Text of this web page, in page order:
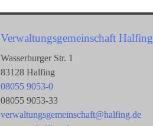
Verwaltungsgemeinschaft Halfing
Wasserburger Str. 1
83128 Halfing
08055 9053-0
08055 9053-33
verwaltungsgemeinschaft@halfing.de